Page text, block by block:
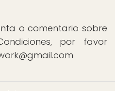
o comentario sobre
por favor